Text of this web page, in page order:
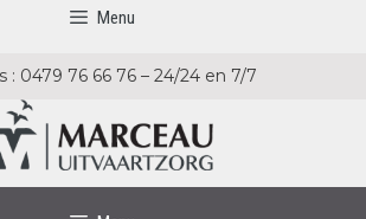
Menu
: 0479 76 66 76 – 24/24 en 7/7